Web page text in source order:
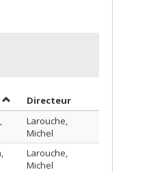
Trier par auteur en ordre
Directeur
Larouche,
Michel
Larouche,
Michel